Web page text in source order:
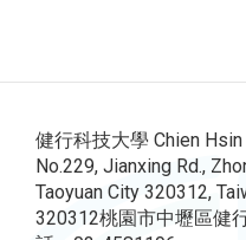
健行科技大學 Chien
No.229, Jianxing Rd.,
Taoyuan City 320312,
320312桃園市中壢區